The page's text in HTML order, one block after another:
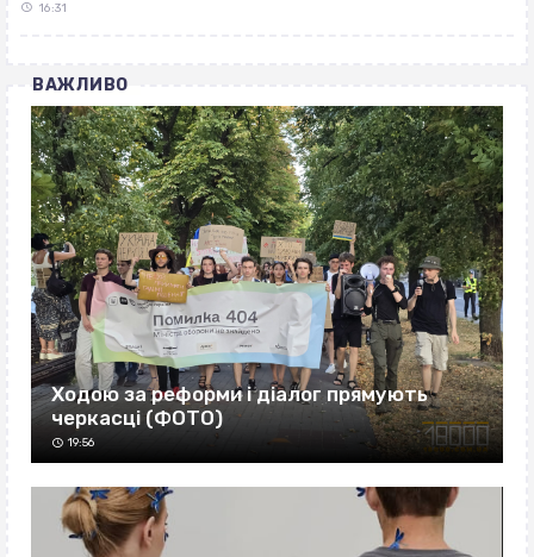
16:31
ВАЖЛИВО
Ходою за реформи і діалог прямують
черкасці (ФОТО)
19:56